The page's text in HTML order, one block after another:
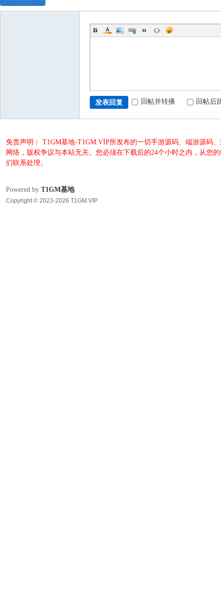
发表回复 回帖并转播 回帖后
免责声明： T1GM基地-T1GM.VIP所发布的一切手游源码、端游源码
网络，版权争议与本站无关。您必须在下载后的24个小时之内，从您
们联系处理。
Powered by T1GM基地
Copyright © 2023-2026 T1GM.VIP